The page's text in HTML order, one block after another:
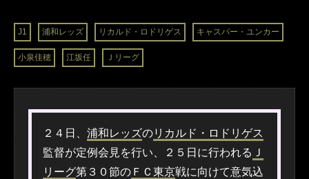
J1 浦和レッズ リカルド・ロドリゲス キャスパー・ユンカー
小泉佳穂 江坂任 Ｊリーグ
２４日、 浦和レッズのリカルド・ロドリゲス
監督が定例会見を行い、２５日に行われる Ｊ
リーグ第３０節の ＦＣ東京戦に向けて意気込